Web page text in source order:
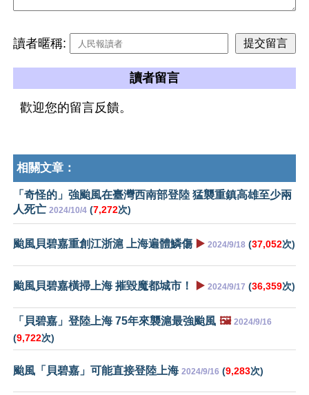
讀者暱稱:
讀者留言
歡迎您的留言反饋。
相關文章：
「奇怪的」強颱風在臺灣西南部登陸 猛襲重鎮高雄至少兩
人死亡 2024/10/4 (7,272次)
颱風貝碧嘉重創江浙滬 上海遍體鱗傷 ▶️ 2024/9/18 (37,052次)
颱風貝碧嘉橫掃上海 摧毀魔都城市！ ▶️ 2024/9/17 (36,359次)
「貝碧嘉」登陸上海 75年來襲滬最強颱風 🖼️ 2024/9/16
(9,722次)
颱風「貝碧嘉」可能直接登陸上海 2024/9/16 (9,283次)